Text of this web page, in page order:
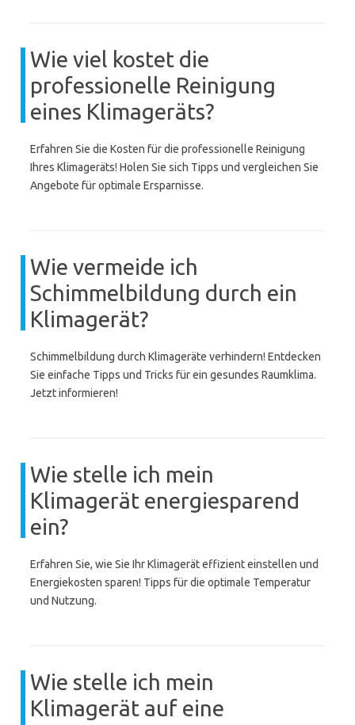
Wie viel kostet die
professionelle Reinigung
eines Klimageräts?
Erfahren Sie die Kosten für die professionelle Reinigung
Ihres Klimageräts! Holen Sie sich Tipps und vergleichen Sie
Angebote für optimale Ersparnisse.
Wie vermeide ich
Schimmelbildung durch ein
Klimagerät?
Schimmelbildung durch Klimageräte verhindern! Entdecken
Sie einfache Tipps und Tricks für ein gesundes Raumklima.
Jetzt informieren!
Wie stelle ich mein
Klimagerät energiesparend
ein?
Erfahren Sie, wie Sie Ihr Klimagerät effizient einstellen und
Energiekosten sparen! Tipps für die optimale Temperatur
und Nutzung.
Wie stelle ich mein
Klimagerät auf eine